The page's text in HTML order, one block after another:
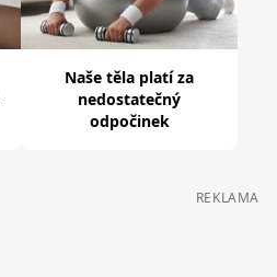
Naše těla platí za
nedostatečný
odpočinek
REKLAMA